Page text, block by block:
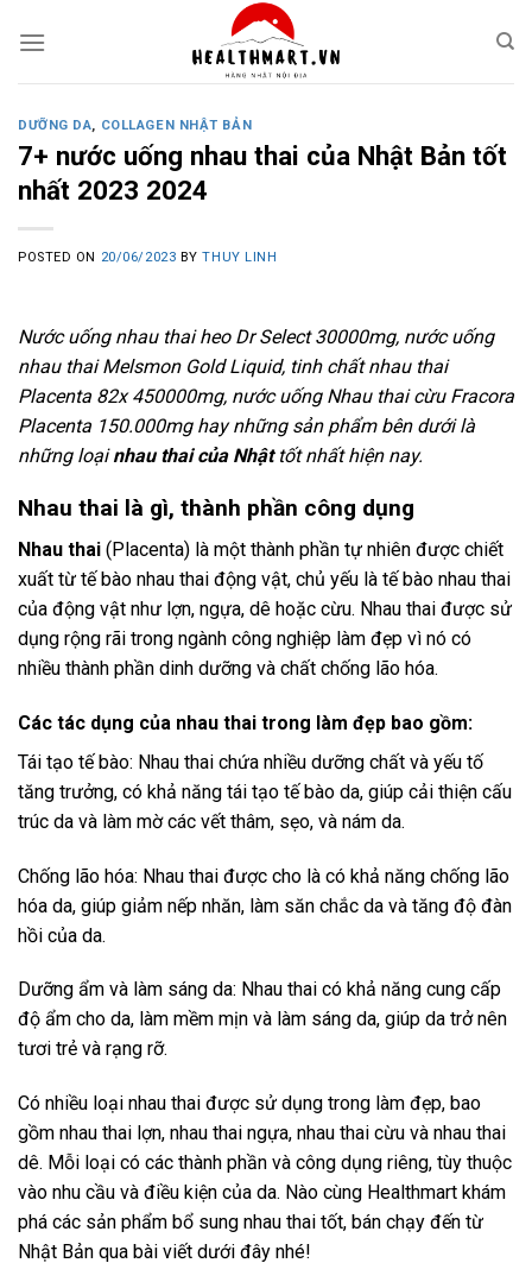
DƯỠNG DA, COLLAGEN NHẬT BẢN
7+ nước uống nhau thai của Nhật Bản tốt
nhất 2023 2024
POSTED ON 20/06/2023 BYTHUY LINH
Nước uống nhau thai heo Dr Select 30000mg, nước uống
nhau thai Melsmon Gold Liquid, tinh chất nhau thai
Placenta 82x 450000mg, nước uống Nhau thai cừu Fracora
Placenta 150.000mg hay những sản phẩm bên dưới là
những loạinhau thai của Nhậttốt nhất hiện nay.
Nhau thai là gì, thành phần công dụng
Nhau thai (Placenta) là một thành phần tự nhiên được chiết
xuất từ tế bào nhau thai động vật, chủ yếu là tế bào nhau thai
của động vật như lợn, ngựa, dê hoặc cừu. Nhau thai được sử
dụng rộng rãi trong ngành công nghiệp làm đẹp vì nó có
nhiều thành phần dinh dưỡng và chất chống lão hóa.
Các tác dụng của nhau thai trong làm đẹp bao gồm:
Tái tạo tế bào: Nhau thai chứa nhiều dưỡng chất và yếu tố
tăng trưởng, có khả năng tái tạo tế bào da, giúp cải thiện cấu
trúc da và làm mờ các vết thâm, sẹo, và nám da.
Chống lão hóa: Nhau thai được cho là có khả năng chống lão
hóa da, giúp giảm nếp nhăn, làm săn chắc da và tăng độ đàn
hồi của da.
Dưỡng ẩm và làm sáng da: Nhau thai có khả năng cung cấp
độ ẩm cho da, làm mềm mịn và làm sáng da, giúp da trở nên
tươi trẻ và rạng rỡ.
Có nhiều loại nhau thai được sử dụng trong làm đẹp, bao
gồm nhau thai lợn, nhau thai ngựa, nhau thai cừu và nhau thai
dê. Mỗi loại có các thành phần và công dụng riêng, tùy thuộc
vào nhu cầu và điều kiện của da. Nào cùng Healthmart khám
phá các sản phẩm bổ sung nhau thai tốt, bán chạy đến từ
Nhật Bản qua bài viết dưới đây nhé!